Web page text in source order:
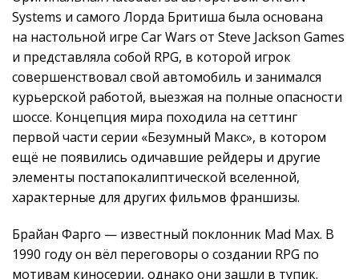
Systems и самого Лорда Бритиша была основана
на настольной игре Car Wars от Steve Jackson Games
и представляла собой RPG, в которой игрок
совершенствовал свой автомобиль и занимался
курьерской работой, выезжая на полные опасности
шоссе. Концепция мира походила на сеттинг
первой части серии «Безумный Макс», в котором
ещё не появились одичавшие рейдеры и другие
элементы постапокалиптической вселенной,
характерные для других фильмов франшизы.
Брайан Фарго — известный поклонник Mad Max. В
1990 году он вёл переговоры о создании RPG по
мотивам киносерии, однако они зашли в тупик.